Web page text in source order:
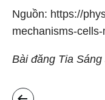
Nguồn: https://
mechanisms-
Bài đăng Tia